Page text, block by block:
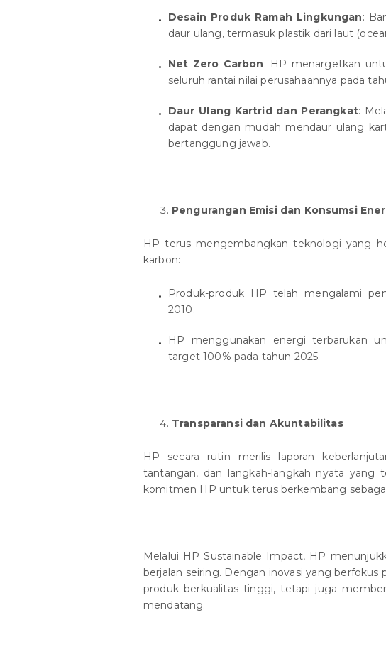
Desain Produk Ramah Lingkungan:
daur ulang, termasuk plastik dari laut
Net Zero Carbon: HP menargetkan
seluruh rantai nilai perusahaannya pada
Daur Ulang Kartrid dan Perangkat:
dapat dengan mudah mendaur ulang
bertanggung jawab.
Pengurangan Emisi dan Konsumsi
HP terus mengembangkan teknologi yang
karbon:
Produk-produk HP telah mengalami
2010.
HP menggunakan energi terbarukan
target 100% pada tahun 2025.
Transparansi dan Akuntabilitas
HP secara rutin merilis laporan
tantangan, dan langkah-langkah nyata yang
komitmen HP untuk terus berkembang
Melalui HP Sustainable Impact, HP
berjalan seiring. Dengan inovasi yang
produk berkualitas tinggi, tetapi juga
mendatang.